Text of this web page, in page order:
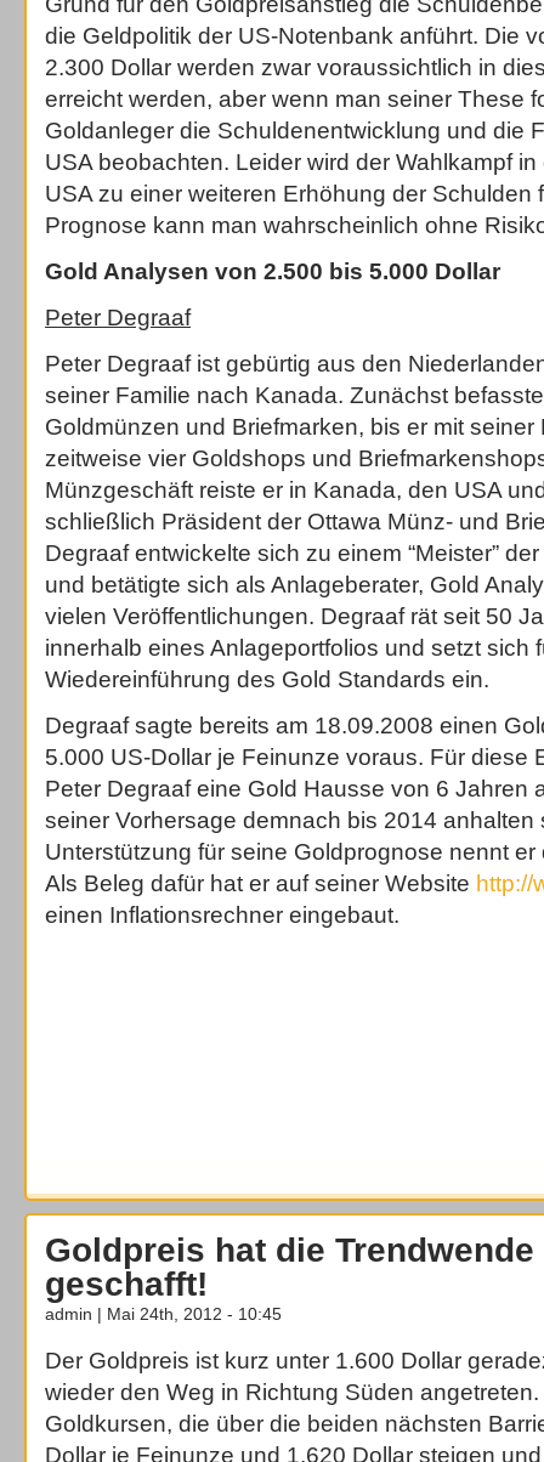
die Geldpolitik der US-Notenbank anführt. Die
2.300 Dollar werden zwar voraussichtlich in
erreicht werden, aber wenn man seiner These
Goldanleger die Schuldenentwicklung und die
USA beobachten. Leider wird der Wahlkampf
USA zu einer weiteren Erhöhung der Schulden
Prognose kann man wahrscheinlich ohne
Gold Analysen von 2.500 bis 5.000 Dollar
Peter Degraaf
Peter Degraaf ist gebürtig aus den
seiner Familie nach Kanada. Zunächst
Goldmünzen und Briefmarken, bis er mit seiner
zeitweise vier Goldshops und
Münzgeschäft reiste er in Kanada, den USA
schließlich Präsident der Ottawa Münz- und
Degraaf entwickelte sich zu einem “Meister”
und betätigte sich als Anlageberater, Gold
vielen Veröffentlichungen. Degraaf rät seit 50
innerhalb eines Anlageportfolios und setzt sich
Wiedereinführung des Gold Standards ein.
Degraaf sagte bereits am 18.09.2008 einen
5.000 US-Dollar je Feinunze voraus. Für diese
Peter Degraaf eine Gold Hausse von 6 Jahren
seiner Vorhersage demnach bis 2014 anhalten
Unterstützung für seine Goldprognose nennt er
Als Beleg dafür hat er auf seiner Website http://
einen Inflationsrechner eingebaut.
Goldpreis hat die
geschafft!
admin | Mai 24th, 2012 - 10:45
Der Goldpreis ist kurz unter 1.600 Dollar
wieder den Weg in Richtung Süden
Goldkursen, die über die beiden nächsten
Dollar je Feinunze und 1.620 Dollar steigen